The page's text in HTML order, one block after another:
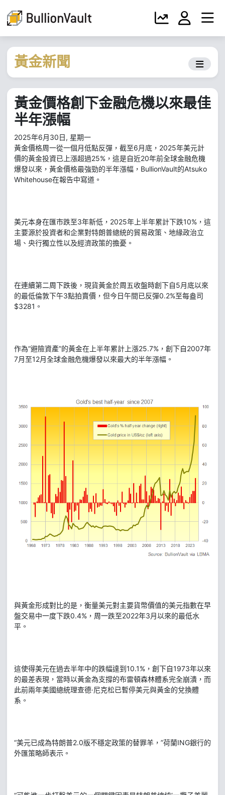
黃金新聞
黃金價格創下金融危機以來最佳
半年漲幅
2025年6月30日, 星期一
黃金價格周一從一個月低點反彈，截至6月底，2025年美元計
價的黃金投資已上漲超過25%，這是自近20年前全球金融危機
爆發以來，黃金價格最強勁的半年漲幅，BullionVault的Atsuko
Whitehouse在報告中寫道。
美元本身在匯市跌至3年新低，2025年上半年累計下跌10%，這
主要源於投資者和企業對特朗普總統的貿易政策、地緣政治立
場、央行獨立性以及經濟政策的擔憂。
在連續第二周下跌後，現貨黃金於周五收盤時創下自5月底以來
的最低倫敦下午3點拍賣價，但今日午間已反彈0.2%至每盎司
$3281。
作為“避險資產”的黃金在上半年累計上漲25.7%，創下自2007年
7月至12月全球金融危機爆發以來最大的半年漲幅。
與黃金形成對比的是，衡量美元對主要貨幣價值的美元指數在早
盤交易中一度下跌0.4%，周一跌至2022年3月以來的最低水
平。
這使得美元在過去半年中的跌幅達到10.1%，創下自1973年以來
的最差表現，當時以黃金為支撐的布雷頓森林體系完全崩潰，而
此前兩年美國總統理查德·尼克松已暫停美元與黃金的兌換體
系。
“美元已成為特朗普2.0版不穩定政策的替罪羊，”荷蘭ING銀行的
外匯策略師表示。